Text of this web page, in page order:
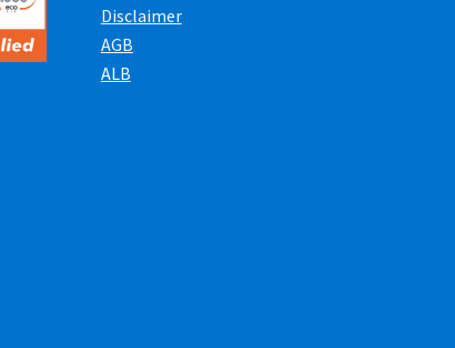
Disclaimer
AGB
ALB